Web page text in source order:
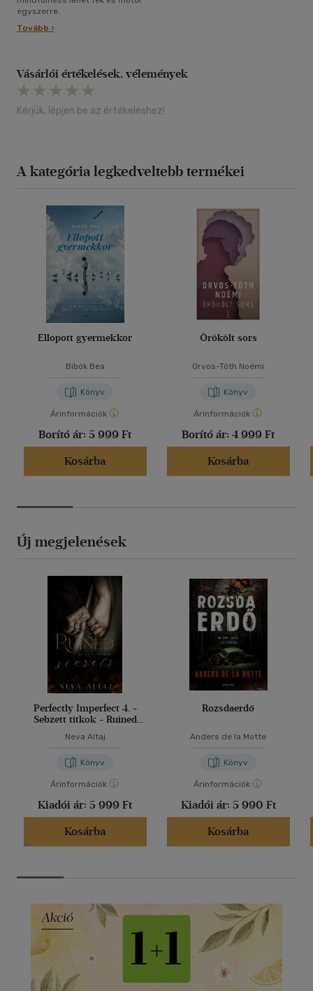
egyszerre.
Tovább ›
Vásárlói értékelések, vélemények
Kérjük, lépjen be az értékeléshez!
A kategória legkedveltebb termékei
Ellopott gyermekkor
Bibók Bea
Könyv
Árinformációk
Borító ár: 5 999 Ft
Kosárba
Örökölt sors
Orvos-Tóth Noémi
Könyv
Árinformációk
Borító ár: 4 999 Ft
Kosárba
Új megjelenések
Perfectly Imperfect 4. -
Sebzett titkok - Ruined
Neva Altaj
Könyv
Árinformációk
Kiadói ár: 5 999 Ft
Kosárba
Rozsdaerdő
Anders de la Motte
Könyv
Árinformációk
Kiadói ár: 5 990 Ft
Kosárba